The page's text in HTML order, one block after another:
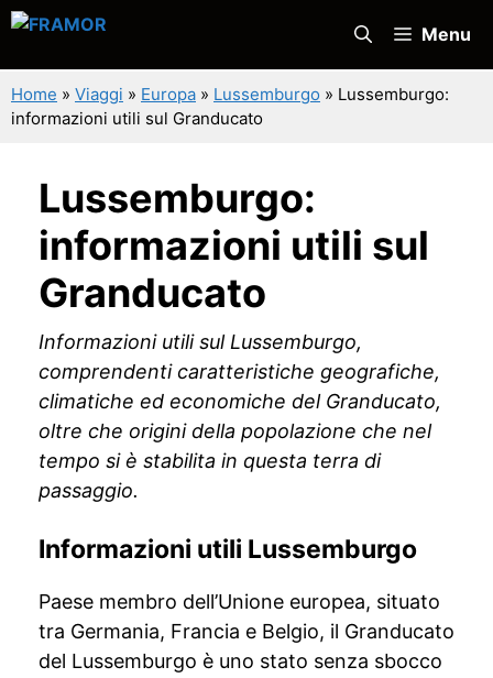
Vai
contenuto
Menu
Home » Viaggi » Europa » Lussemburgo » Lussemburgo:
informazioni utili sul Granducato
Lussemburgo:
informazioni utili sul
Granducato
Informazioni utili sul Lussemburgo,
comprendenti caratteristiche geografiche,
climatiche ed economiche del Granducato,
oltre che origini della popolazione che nel
tempo si è stabilita in questa terra di
passaggio.
Informazioni utili Lussemburgo
Paese membro dell’Unione europea, situato
tra Germania, Francia e Belgio, il Granducato
del Lussemburgo è uno stato senza sbocco